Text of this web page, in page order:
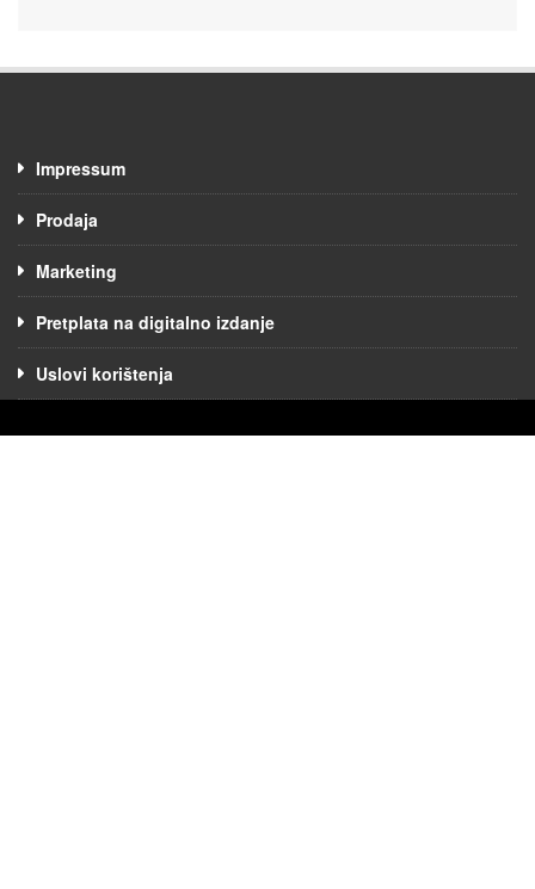
Impressum
Prodaja
Marketing
Pretplata na digitalno izdanje
Uslovi korištenja